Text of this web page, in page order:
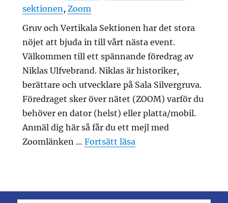
sektionen , Zoom
Gruv och Vertikala Sektionen har det stora
nöjet att bjuda in till vårt nästa event.
Välkommen till ett spännande föredrag av
Niklas Ulfvebrand. Niklas är historiker,
berättare och utvecklare på Sala Silvergruva.
Föredraget sker över nätet (ZOOM) varför du
behöver en dator (helst) eller platta/mobil.
Anmäl dig här så får du ett mejl med
Zoomlänken …Fortsätt läsa